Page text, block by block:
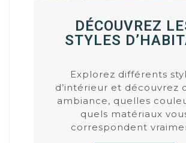
DÉCOUVREZ
STYLES
Explorez différents
d’intérieur et découvrez
ambiance, quelles
quels matériaux
correspondent